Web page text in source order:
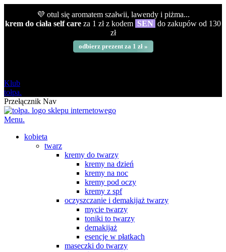
💜 otul się aromatem szałwii, lawendy i piżma...
krem do ciała self care za 1 zł z kodem SEN do zakupów od 130
zł
odbierz prezent za 1 zł »
Klub
tołpa.
Przełącznik Nav
Menu.
kobieta
twarz
kremy do twarzy
kremy na dzień
kremy na noc
kremy pod oczy
kremy z spf
oczyszczanie i demakijaż twarzy
mycie twarzy
toniki to twarzy
demakijaż
esencje w płatkach
maseczki do twarzy